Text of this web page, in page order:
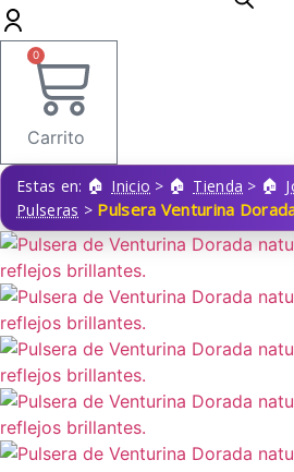
0
Carrito
Estas en: Inicio > Tienda >
Pulseras > Pulsera Venturina